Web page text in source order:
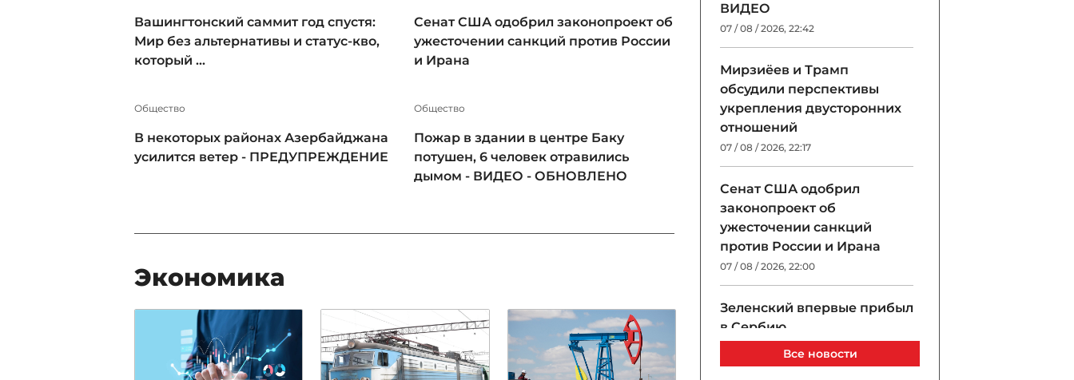
Вашингтонский саммит год спустя:
Мир без альтернативы и статус-кво,
который ...
Сенат США одобрил законопроект об
ужесточении санкций против России
и Ирана
Общество
В некоторых районах Азербайджана
усилится ветер - ПРЕДУПРЕЖДЕНИЕ
Общество
Пожар в здании в центре Баку
потушен, 6 человек отравились
дымом - ВИДЕО - ОБНОВЛЕНО
Экономика
ВИДЕО
07 / 08 / 2026, 22:42
Мирзиёев и Трамп
обсудили перспективы
укрепления двусторонних
отношений
07 / 08 / 2026, 22:17
Сенат США одобрил
законопроект об
ужесточении санкций
против России и Ирана
07 / 08 / 2026, 22:00
Зеленский впервые прибыл
в Сербию
07 / 08 / 2026, 21:40Все новости